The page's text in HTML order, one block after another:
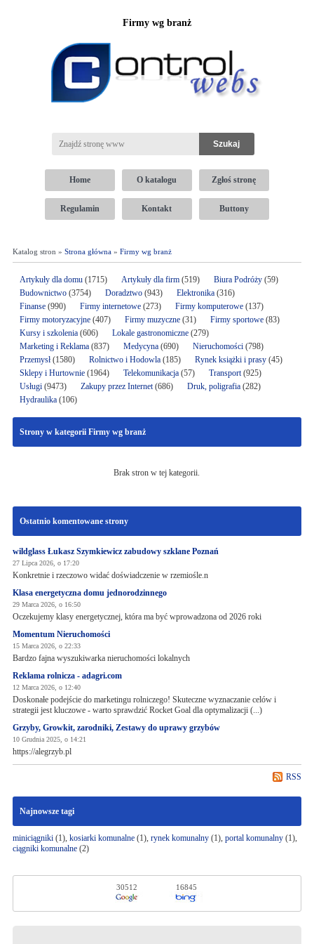
Firmy wg branż
Home O katalogu Zgłoś stronę
Regulamin Kontakt Buttony
Katalog stron » Strona główna» Firmy wg branż
Artykuły dla domu(1715) Artykuły dla firm(519) Biura Podróży(59)
Budownictwo(3754) Doradztwo(943) Elektronika (316)
Finanse(990) Firmy internetowe (273) Firmy komputerowe(137)
Firmy motoryzacyjne(407) Firmy muzyczne(31) Firmy sportowe(83)
Kursy i szkolenia(606) Lokale gastronomiczne(279)
Marketing i Reklama(837) Medycyna(690) Nieruchomości(798)
Przemysł(1580) Rolnictwo i Hodowla(185) Rynek książki i prasy(45)
Sklepy i Hurtownie(1964) Telekomunikacja(57) Transport(925)
Usługi(9473) Zakupy przez Internet(686) Druk, poligrafia(282)
Hydraulika(106)
Strony w kategorii Firmy wg branż
Brak stron w tej kategorii.
Ostatnio komentowane strony
wildglass Łukasz Szymkiewicz zabudowy szklane Poznań
27 Lipca 2026, o 17:20
Konkretnie i rzeczowo widać doświadczenie w rzemiośle.n
Klasa energetyczna domu jednorodzinnego
29 Marca 2026, o 16:50
Oczekujemy klasy energetycznej, która ma być wprowadzona od 2026 roki
Momentum Nieruchomości
15 Marca 2026, o 22:33
Bardzo fajna wyszukiwarka nieruchomości lokalnych
Reklama rolnicza - adagri.com
12 Marca 2026, o 12:40
Doskonałe podejście do marketingu rolniczego! Skuteczne wyznaczanie celów i
strategii jest kluczowe - warto sprawdzić Rocket Goal dla optymalizacji (...)
Grzyby, Growkit, zarodniki, Zestawy do uprawy grzybów
10 Grudnia 2025, o 14:21
https://alegrzyb.pl
RSS
Najnowsze tagi
miniciągniki(1), kosiarki komunalne(1), rynek komunalny(1), portal komunalny(1),
ciągniki komunalne(2)
30512 16845